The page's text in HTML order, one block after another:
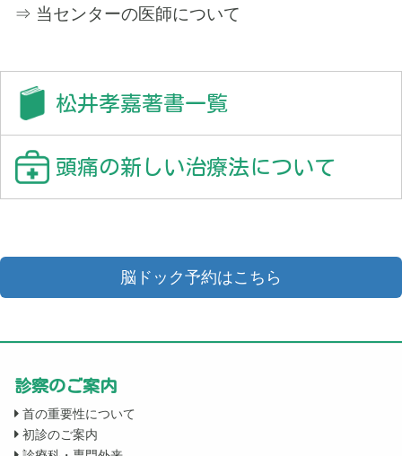
⇒ 当センターの医師について
松井孝嘉著書一覧
頭痛の新しい治療法について
脳ドック予約はこちら
診察のご案内
首の重要性について
初診のご案内